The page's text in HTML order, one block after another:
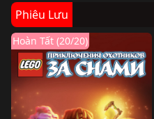
Phiêu Lưu
Hoàn Tất (20/20)